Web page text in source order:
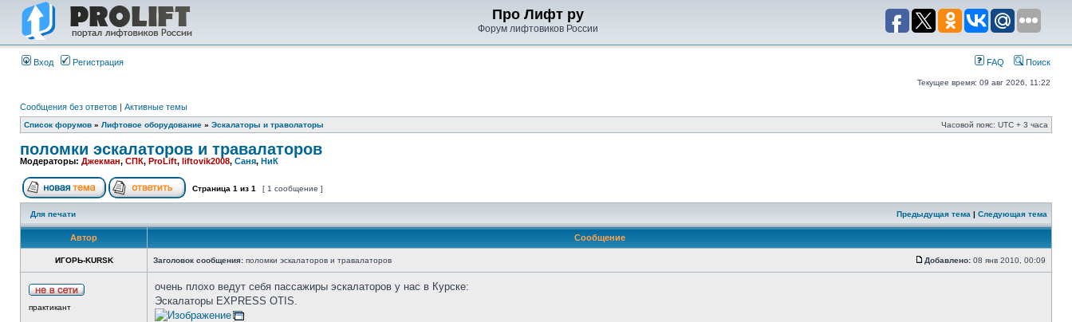
Про Лифт ру
Форум лифтовиков России
Вход Регистрация FAQ Поиск
Текущее время: 09 авг 2026, 11:22
Сообщения без ответов | Активные темы
Список форумов » Лифтовое оборудование » Эскалаторы и траволаторы Часовой пояс: UTC + 3 часа
поломки эскалаторов и травалаторов
Модераторы: Джекман, СПК, ProLift, liftovik2008, Саня, НиК
Страница 1 из 1 [ 1 сообщение ]
Для печати Предыдущая тема | Следующая тема
Автор Сообщение
ИГОРЬ-KURSK Заголовок сообщения: поломки эскалаторов и травалаторов Добавлено: 08 янв 2010, 00:09
практикант
очень плохо ведут себя пассажиры эскалаторов у нас в Курске:
Эскалаторы EXPRESS OTIS.